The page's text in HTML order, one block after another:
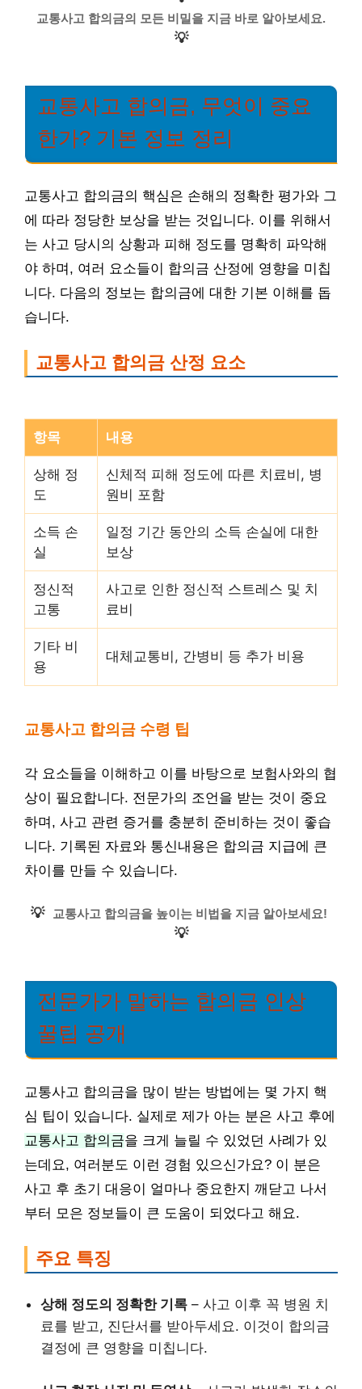
교통사고 합의금의 모든 비밀을 지금 바로 알아보세요.
💡
교통사고 합의금, 무엇이 중요
한가? 기본 정보 정리
교통사고 합의금의 핵심은 손해의 정확한 평가와 그
에 따라 정당한 보상을 받는 것입니다. 이를 위해서
는 사고 당시의 상황과 피해 정도를 명확히 파악해
야 하며, 여러 요소들이 합의금 산정에 영향을 미칩
니다. 다음의 정보는 합의금에 대한 기본 이해를 돕
습니다.
교통사고 합의금 산정 요소
항목 내용
상해 정
도
신체적 피해 정도에 따른 치료비, 병
원비 포함
소득 손
실
일정 기간 동안의 소득 손실에 대한
보상
정신적
고통
사고로 인한 정신적 스트레스 및 치
료비
기타 비
용
대체교통비, 간병비 등 추가 비용
교통사고 합의금 수령 팁
각 요소들을 이해하고 이를 바탕으로 보험사와의 협
상이 필요합니다. 전문가의 조언을 받는 것이 중요
하며, 사고 관련 증거를 충분히 준비하는 것이 좋습
니다. 기록된 자료와 통신내용은 합의금 지급에 큰
차이를 만들 수 있습니다.
💡 교통사고 합의금을 높이는 비법을 지금 알아보세요!
💡
전문가가 말하는 합의금 인상
꿀팁 공개
교통사고 합의금을 많이 받는 방법에는 몇 가지 핵
심 팁이 있습니다. 실제로 제가 아는 분은 사고 후에
교통사고 합의금을 크게 늘릴 수 있었던 사례가 있
는데요, 여러분도 이런 경험 있으신가요? 이 분은
사고 후 초기 대응이 얼마나 중요한지 깨닫고 나서
부터 모은 정보들이 큰 도움이 되었다고 해요.
주요 특징
상해 정도의 정확한 기록 – 사고 이후 꼭 병원 치
료를 받고, 진단서를 받아두세요. 이것이 합의금
결정에 큰 영향을 미칩니다.